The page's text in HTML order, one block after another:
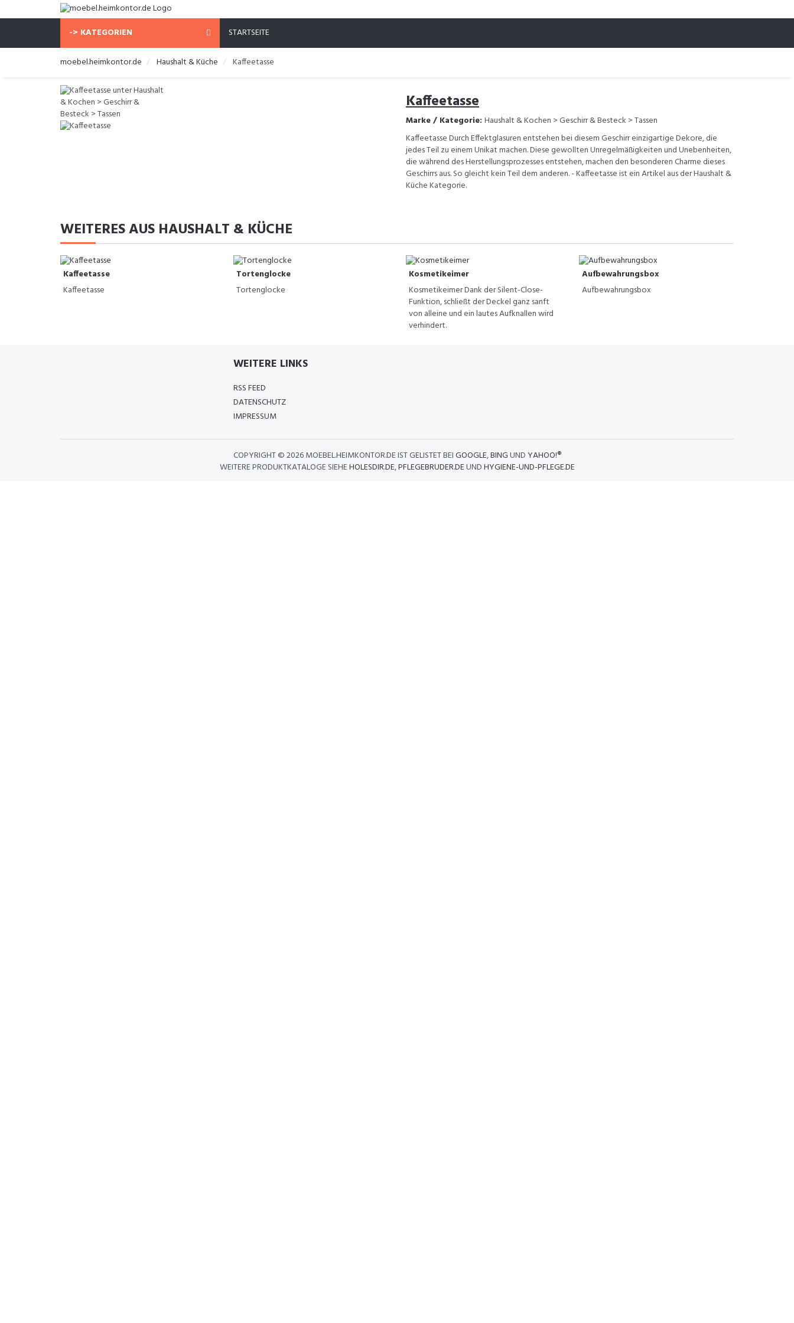
-> KATEGORIEN STARTSEITE
moebel.heimkontor.de Haushalt & Küche Kaffeetasse
Kaffeetasse
Marke / Kategorie: Haushalt & Kochen > Geschirr & Besteck > Tassen
Kaffeetasse Durch Effektglasuren entstehen bei diesem Geschirr einzigartige Dekore, die
jedes Teil zu einem Unikat machen. Diese gewollten Unregelmäßigkeiten und Unebenheiten,
die während des Herstellungsprozesses entstehen, machen den besonderen Charme dieses
Geschirrs aus. So gleicht kein Teil dem anderen. - Kaffeetasse ist ein Artikel aus der Haushalt &
Küche Kategorie.
WEITERES AUS HAUSHALT & KÜCHE
Kaffeetasse
Kaffeetasse
Tortenglocke
Tortenglocke
Kosmetikeimer
Kosmetikeimer Dank der Silent-Close-
Funktion, schließt der Deckel ganz sanft
von alleine und ein lautes Aufknallen wird
verhindert.
Aufbewahrungsbox
Aufbewahrungsbox
WEITERE LINKS
RSS FEED
DATENSCHUTZ
IMPRESSUM
COPYRIGHT ©2026 MOEBEL.HEIMKONTOR.DE IST GELISTET BEIGOOGLE,BINGUND YAHOO!®
WEITERE PRODUKTKATALOGE SIEHEHOLESDIR.DE,PFLEGEBRUDER.DEUNDHYGIENE-UND-PFLEGE.DE